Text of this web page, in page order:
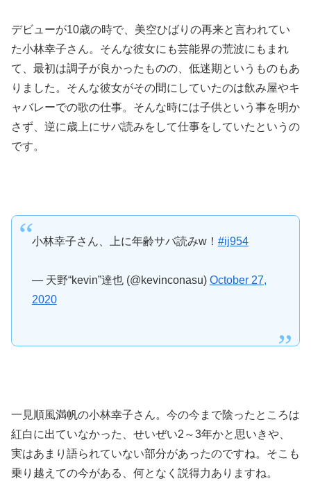
デビューが10歳の時で、美空ひばりの再来と言われてい
た小林幸子さん。そんな彼女にも芸能界の荒波にもまれ
て、最初は調子が良かったものの、低迷期というものもあ
りました。そんな彼女がその間にしていたのは飲み屋やキ
ャバレーでの歌の仕事。そんな時には子供という事を明か
さず、逆に歳上にサバ読みをして仕事をしていたというの
です。
小林幸子さん、上に年齢サバ読みw！ #ij954
— 天野“kevin”達也 (@kevinconasu) October 27,
2020
一見順風満帆の小林幸子さん。今の今まで陰ったところは
紅白に出ていなかった、せいぜい2～3年かと思いきや、
実はあまり語られていない部分があったのですね。そこも
乗り越えての今がある、何となく説得力ありますね。